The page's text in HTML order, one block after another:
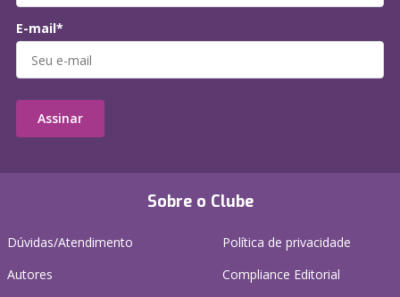
Sobre o Clube
Dúvidas/Atendimento
Autores
Política de privacidade
Compliance Editorial
E-mail*
Assinar